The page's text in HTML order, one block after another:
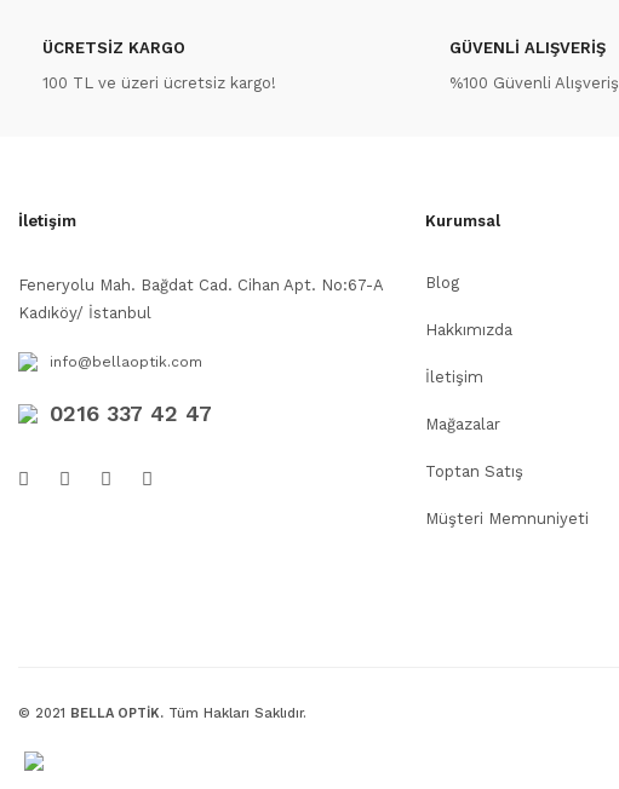
ÜCRETSİZ KARGO
100 TL ve üzeri ücretsiz kargo!
GÜVENLİ ALIŞVERİŞ
%100 Güvenli Alışveriş
İletişim
Feneryolu Mah. Bağdat Cad. Cihan Apt. No:67-A
Kadıköy/ İstanbul
info@bellaoptik.com
0216 337 42 47
Kurumsal
Blog
Hakkımızda
İletişim
Mağazalar
Toptan Satış
Müşteri Memnuniyeti
© 2021 BELLA OPTİK. Tüm Hakları Saklıdır.